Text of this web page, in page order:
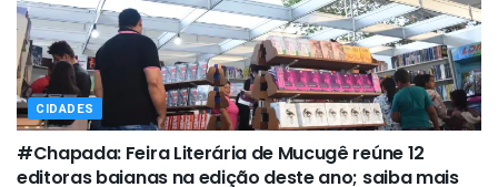
CIDADES
#Chapada: Feira Literária de Mucugê reúne 12
editoras baianas na edição deste ano; saiba mais